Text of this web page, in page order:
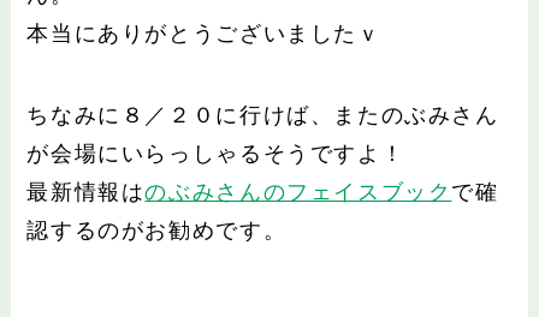
本当にありがとうございましたｖ
ちなみに８／２０に行けば、またのぶみさん
が会場にいらっしゃるそうですよ！
最新情報はのぶみさんのフェイスブック で確
認するのがお勧めです。